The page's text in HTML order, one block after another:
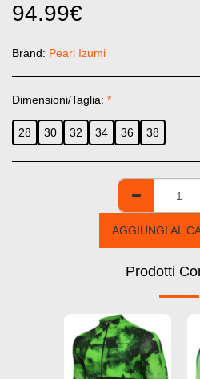
94.99€
Brand: Pearl Izumi
Dimensioni/Taglia: *
28 30 32 34 36 38
AGGIUNGI AL
Prodotti